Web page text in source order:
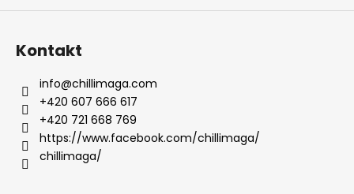
Kontakt
info@chillimaga.com
+420 607 666 617
+420 721 668 769
https://www.facebook.com/chillimaga/
chillimaga/